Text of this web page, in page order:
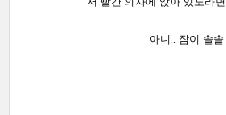
아니.. 잠이 솔